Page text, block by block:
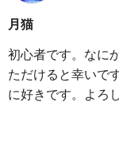
月猫
初心者です。なに
ただけると幸いで
に好きです。よろ